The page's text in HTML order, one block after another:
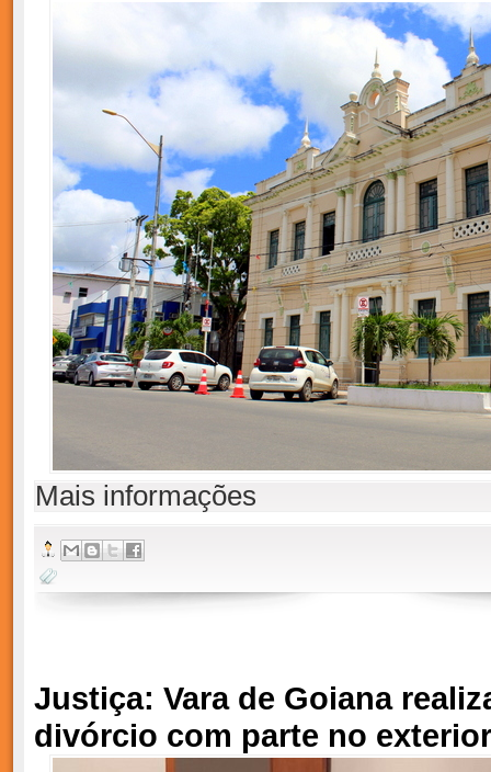
Mais informações
Justiça: Vara de Goiana
divórcio com parte no exterior